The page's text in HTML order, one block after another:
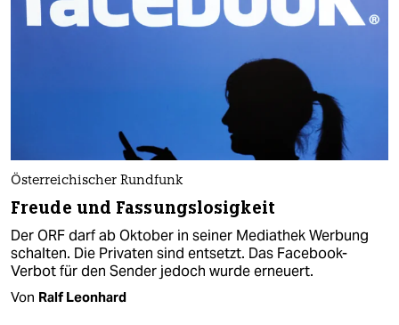
Österreichischer Rundfunk
Freude und Fassungslosigkeit
Der ORF darf ab Oktober in seiner Mediathek Werbung
schalten. Die Privaten sind entsetzt. Das Facebook-
Verbot für den Sender jedoch wurde erneuert.
Von Ralf Leonhard